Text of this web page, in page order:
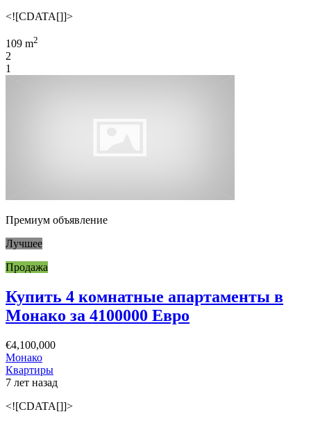
<![CDATA[]]>
109 m2
2
1
Премиум объявление
Лучшее
Продажа
Купить 4 комнатные апартаменты в
Монако за 4100000 Евро
€4,100,000
Монако
Квартиры
7 лет назад
<![CDATA[]]>